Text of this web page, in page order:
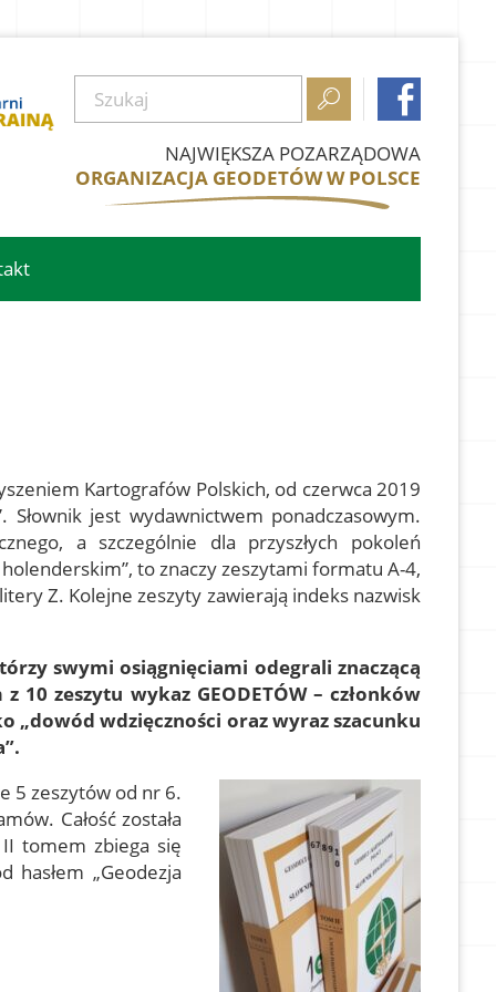
 
NAJWIĘKSZA POZARZĄDOWA
ORGANIZACJA GEODETÓW W POLSCE
Kartografów Polskich, od czerwca 2019
Słownik jest wydawnictwem ponadczasowym.
a szczególnie dla przyszłych pokoleń
to znaczy zeszytami formatu A-4,
Z. Kolejne zeszyty zawierają indeks nazwisk
swymi osiągnięciami odegrali znaczącą
zeszytu wykaz GEODETÓW – członków
„dowód wdzięczności oraz wyraz szacunku
5 zeszytów od nr 6.
Całość została
tomem zbiega się
hasłem „Geodezja